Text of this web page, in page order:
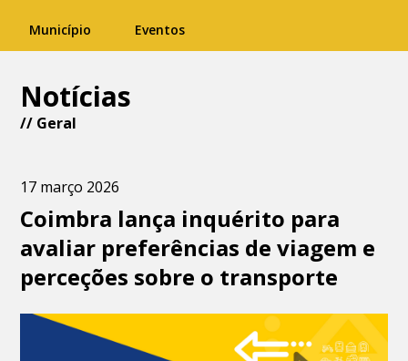
Município Eventos
Notícias
// Geral
17 março 2026
Coimbra lança inquérito para
avaliar preferências de viagem e
perceções sobre o transporte